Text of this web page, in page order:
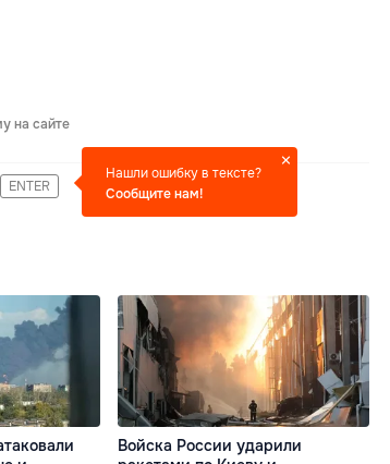
на сайте
ENTER
Нашли ошибку в тексте?
Сообщите нам!
Войска России ударили